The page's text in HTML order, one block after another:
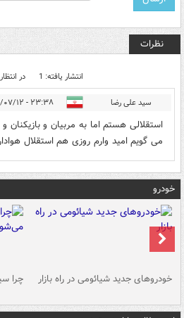
نظرات
انتشار یافته: 1 در
سید علی رضا ۲۳:۳۸ - ۱۳۹۹/۰۷/۱۲
استقلالی هستم اما به مربیان و بازیکنان
می گویم امید وارم روزی هم استقلال
خودرو
خودروهای جدید شیائومی در راه بازار چرا